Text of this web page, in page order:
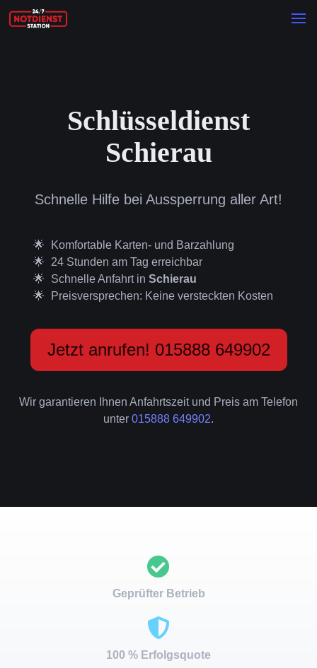
Schlüsseldienst
Schierau
Schnelle Hilfe bei Aussperrung aller Art!
Komfortable Karten- und Barzahlung
24 Stunden am Tag erreichbar
Schnelle Anfahrt in Schierau
Preisversprechen: Keine versteckten Kosten
Jetzt anrufen! 015888 649902
Wir garantieren Ihnen Anfahrtszeit und Preis am Telefon
unter 015888 649902.
Geprüfter Betrieb
100 % Erfolgsquote